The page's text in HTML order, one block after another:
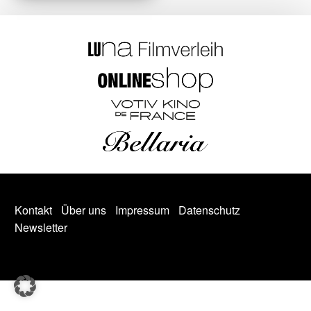
Kontakt Über uns Impressum
Datenschutz
Newsletter